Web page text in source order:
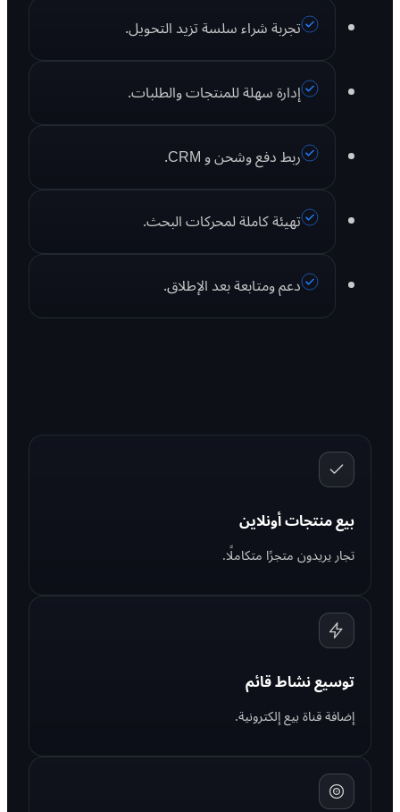
تجربة شراء سلسة تزيد التحويل.
إدارة سهلة للمنتجات والطلبات.
ربط دفع وشحن و CRM.
تهيئة كاملة لمحركات البحث.
دعم ومتابعة بعد الإطلاق.
بيع منتجات أونلاين
تجار يريدون متجرًا متكاملًا.
توسيع نشاط قائم
إضافة قناة بيع إلكترونية.